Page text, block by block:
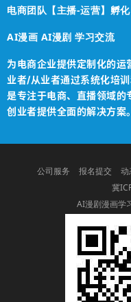
电商团队【主播-运营】孵化
AI漫画 AI漫剧 学习交流
为电商企业提供定制化的运
业者/从业者通过系统化培
是专注于电商、直播领域的
创业者提供全面的解决方
公司服务 报名提交 动
冀
AI漫剧漫画学